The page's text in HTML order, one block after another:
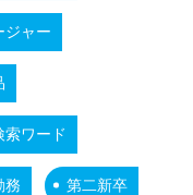
ジャー
索ワード
務 第二新卒